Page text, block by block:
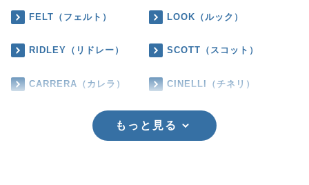
FELT（フェルト） LOOK（ルック）
RIDLEY（リドレー） SCOTT（スコット）
CARRERA（カレラ） CINELLI（チネリ）
もっと見る